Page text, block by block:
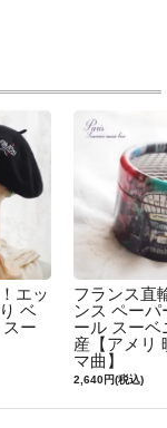
エッ
ベ
ー
フランス直
ンス ペーパ
ール スーベ
産【アメリ
マ曲】
2,640円(税込)